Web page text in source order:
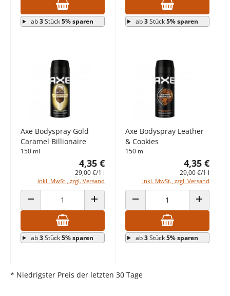
ab3Stück5% sparen ab3Stück5% sparen
Axe Bodyspray Gold
Caramel Billionaire
150 ml
4,35 €
29,00 €/1 l
inkl. MwSt., zzgl. Versand
ANZAHL VERRINGERN ANZAHL ERHÖHEN
ab3Stück5% sparen
Axe Bodyspray Leather
& Cookies
150 ml
4,35 €
29,00 €/1 l
inkl. MwSt., zzgl. Versand
ANZAHL VERRINGERN ANZAHL
ab3Stück5% sparen
* Niedrigster Preis der letzten 30 Tage